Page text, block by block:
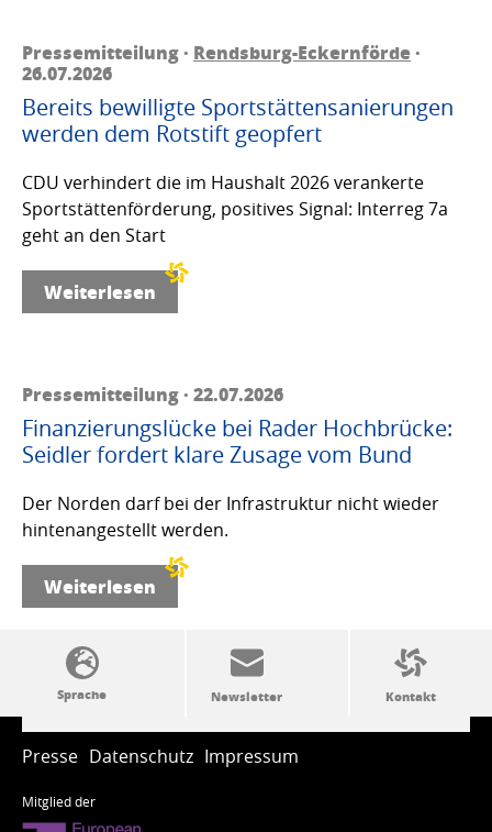
Pressemitteilung · Rendsburg-Eckernförde·
26.07.2026
Bereits bewilligte Sportstättensanierungen
werden dem Rotstift geopfert
CDU verhindert die im Haushalt 2026 verankerte
Sportstättenförderung, positives Signal: Interreg 7a
geht an den Start
Weiterlesen
Pressemitteilung · 22.07.2026
Finanzierungslücke bei Rader Hochbrücke:
Seidler fordert klare Zusage vom Bund
Der Norden darf bei der Infrastruktur nicht wieder
hintenangestellt werden.
Weiterlesen
SSW-Politik von A bis Z
Presse Datenschutz Impressum
Mitglied der